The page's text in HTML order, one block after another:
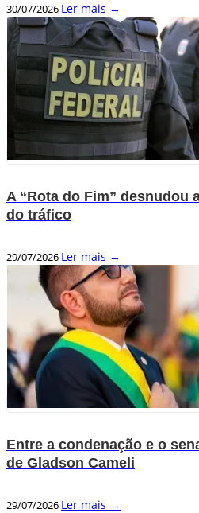
30/07/2026 Ler mais →
A “Rota do Fim” desnudou
do tráfico
29/07/2026 Ler mais →
Entre a condenação e o
de Gladson Cameli
29/07/2026 Ler mais →